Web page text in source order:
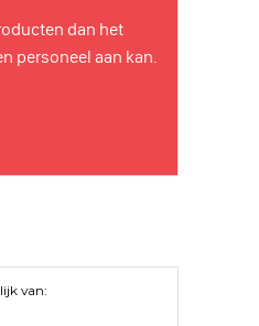
dan het
personeel aan kan.
van: